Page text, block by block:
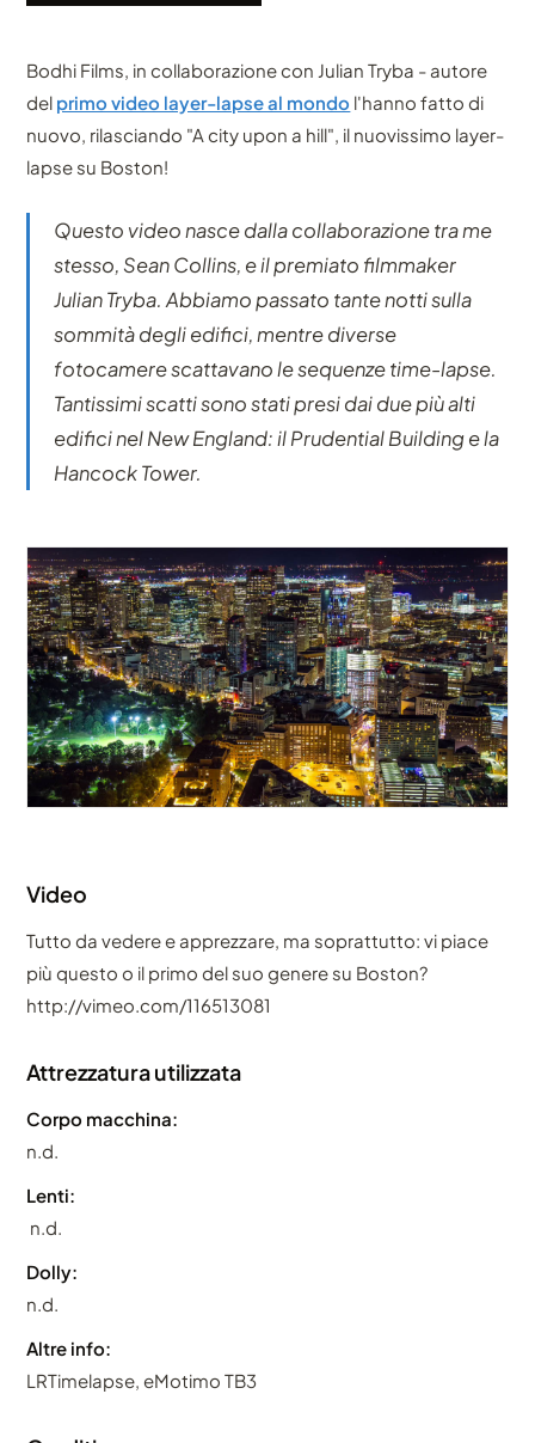
Bodhi Films, in collaborazione con Julian Tryba - autore
del primo video layer-lapse al mondo l'hanno fatto di
nuovo, rilasciando "A city upon a hill", il nuovissimo layer-
lapse su Boston!
Questo video nasce dalla collaborazione tra me
stesso, Sean Collins, e il premiato filmmaker
Julian Tryba. Abbiamo passato tante notti sulla
sommità degli edifici, mentre diverse
fotocamere scattavano le sequenze time-lapse.
Tantissimi scatti sono stati presi dai due più alti
edifici nel New England: il Prudential Building e la
Hancock Tower.
Video
Tutto da vedere e apprezzare, ma soprattutto: vi piace
più questo o il primo del suo genere su Boston?
http://vimeo.com/116513081
Attrezzatura utilizzata
Corpo macchina:
n.d.
Lenti:
n.d.
Dolly:
n.d.
Altre info:
LRTimelapse, eMotimo TB3